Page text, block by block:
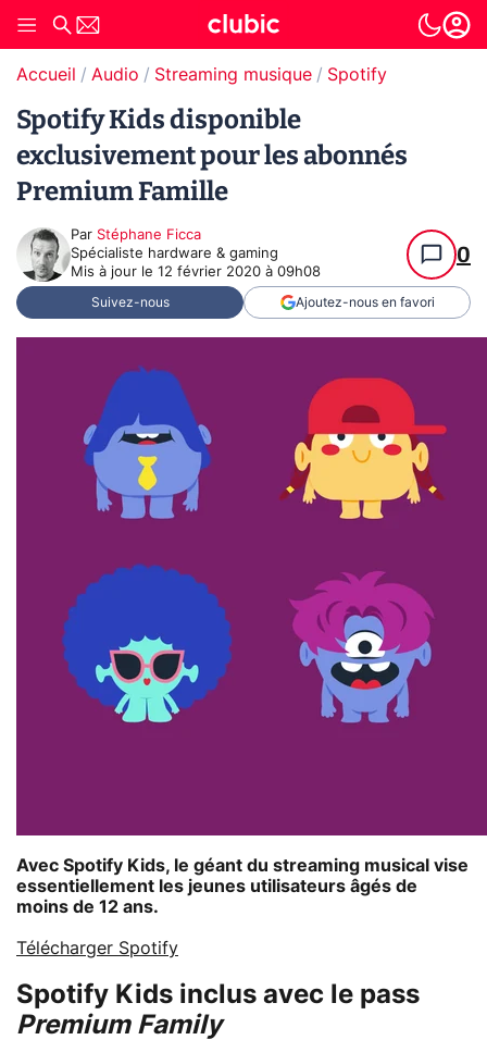
Accueil Audio Streaming musique Spotify
Spotify Kids disponible
exclusivement pour les abonnés
Premium Famille
Par Stéphane Ficca
Spécialiste hardware & gaming
Mis à jour le 12 février 2020 à 09h08
0
Suivez-nous Ajoutez-nous en favori
Avec Spotify Kids, le géant du streaming musical vise
essentiellement les jeunes utilisateurs âgés de
moins de 12 ans.
Télécharger Spotify
Spotify Kids inclus avec le pass
Premium Family